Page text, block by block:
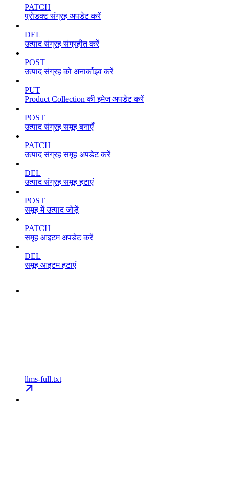
PATCH
प्रोडक्ट संग्रह अपडेट करें
DEL
उत्पाद संग्रह संग्रहीत करें
POST
उत्पाद संग्रह को अनार्काइव करें
PUT
Product Collection की इमेज अपडेट करें
POST
उत्पाद संग्रह समूह बनाएँ
PATCH
उत्पाद संग्रह समूह अपडेट करें
DEL
उत्पाद संग्रह समूह हटाएं
POST
समूह में उत्पाद जोड़ें
PATCH
समूह आइटम अपडेट करें
DEL
समूह आइटम हटाएं
llms-full.txt